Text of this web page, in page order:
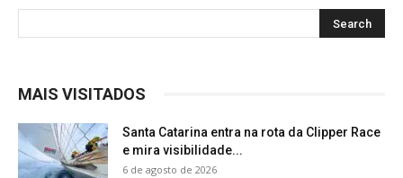
MAIS VISITADOS
Santa Catarina entra na rota da Clipper Race
e mira visibilidade...
6 de agosto de 2026